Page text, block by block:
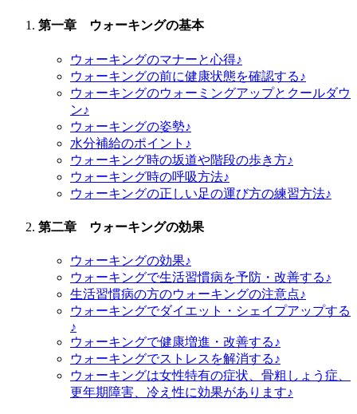
第一章 ウォーキングの基本
ウォーキングのマナーと心得♪
ウォーキングの前に健康状態を確認する♪
ウォーキングのウォーミングアップとクールダウ
ン♪
ウォーキングの姿勢♪
水分補給のポイント♪
ウォーキング時の坂道や階段の歩き方♪
ウォーキング時の呼吸方法♪
ウォーキングの正しい足の運び方の練習方法♪
第二章 ウォーキングの効果
ウォーキングの効果♪
ウォーキングで生活習慣病を予防・改善する♪
生活習慣病の方のウォーキングの注意点♪
ウォーキングでダイエット・シェイプアップする
♪
ウォーキングで健康増進・改善する♪
ウォーキングでストレスを解消する♪
ウォーキングは女性特有の症状、骨粗しょう症、
更年期障害、冷え性に効果があります♪